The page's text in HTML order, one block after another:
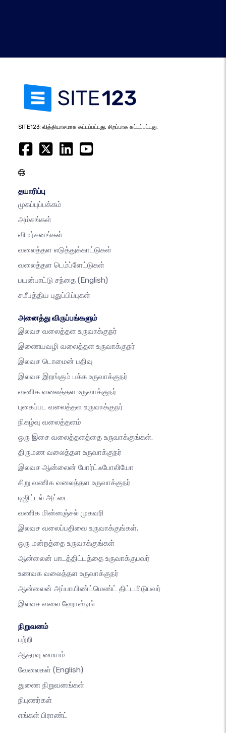
SITE123: வித்தியாசமாக கட்டப்பட்டது, சிறப்பாக கட்டப்பட்டது.
தயாரிப்பு
முகப்புப்பக்கம்
அம்சங்கள்
விமர்சனங்கள்
வலைத்தள எடுத்துக்காட்டுகள்
வலைத்தள டெம்ப்ளேட்டுகள்
பயன்பாட்டு சந்தை (English)
சமீபத்திய புதுப்பிப்புகள்
அனைத்து விருப்பங்களும்
இலவச வலைத்தள உருவாக்குநர்
இணையவழி வலைத்தள உருவாக்குநர்
இலவச டொமைன் பதிவு
இலவச இறங்கும் பக்க உருவாக்குநர்
வணிக வலைத்தள உருவாக்குநர்
புகைப்பட வலைத்தள உருவாக்குநர்
நிகழ்வு வலைத்தளம்
ஒரு இசை வலைத்தளத்தை உருவாக்குங்கள்.
திருமண வலைத்தள உருவாக்குநர்
இலவச ஆன்லைன் போர்ட்ஃபோலியோ
சிறு வணிக வலைத்தள உருவாக்குநர்
டிஜிட்டல் அட்டை
வணிக மின்னஞ்சல் முகவரி
இலவச வலைப்பதிவை உருவாக்குங்கள்.
ஒரு மன்றத்தை உருவாக்குங்கள்
ஆன்லைன் பாடத்திட்டத்தை உருவாக்குபவர்
உணவக வலைத்தள உருவாக்குநர்
ஆன்லைன் அப்பாயிண்ட்மெண்ட் திட்டமிடுபவர்
இலவச வலை ஹோஸ்டிங்
நிறுவனம்
பற்றி
ஆதரவு மையம்
வேலைகள் (English)
துணை நிறுவனங்கள்
நிபுணர்கள்
எங்கள் பிராண்ட்